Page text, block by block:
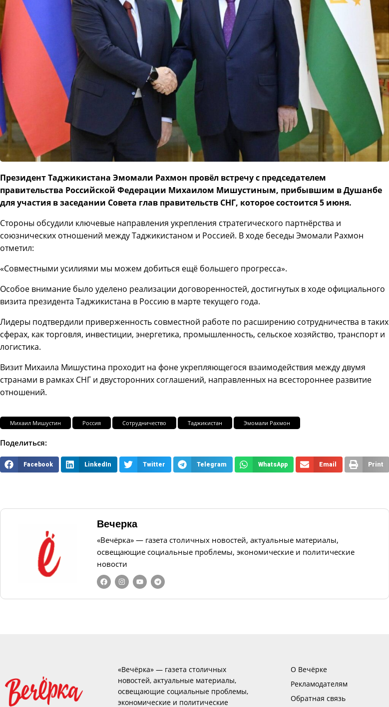
Президент Таджикистана Эмомали Рахмон провёл встречу с председателем
правительства Российской Федерации Михаилом Мишустиным, прибывшим в Душанбе
для участия в заседании Совета глав правительств СНГ, которое состоится 5 июня.
Стороны обсудили ключевые направления укрепления стратегического партнёрства и
союзнических отношений между Таджикистаном и Россией. В ходе беседы Эмомали Рахмон
отметил:
«Совместными усилиями мы можем добиться ещё большего прогресса».
Особое внимание было уделено реализации договоренностей, достигнутых в ходе официального
визита президента Таджикистана в Россию в марте текущего года.
Лидеры подтвердили приверженность совместной работе по расширению сотрудничества в таких
сферах, как торговля, инвестиции, энергетика, промышленность, сельское хозяйство, транспорт и
логистика.
Визит Михаила Мишустина проходит на фоне укрепляющегося взаимодействия между двумя
странами в рамках СНГ и двусторонних соглашений, направленных на всестороннее развитие
отношений.
Михаил Мишустин Россия Сотрудничество Таджикистан Эмомали Рахмон
Поделиться:
Facebook LinkedIn Twitter Telegram WhatsApp Email Print
Вечерка
«Вечёрка» — газета столичных новостей, актуальные материалы,
освещающие социальные проблемы, экономические и политические
новости
«Вечёрка» — газета столичных
новостей, актуальные материалы,
освещающие социальные проблемы,
экономические и политические
О Вечёрке
Рекламодателям
Обратная связь